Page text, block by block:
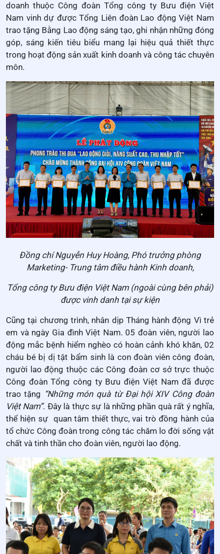
doanh thuộc Công đoàn Tổng công ty Bưu điện Việt
Nam vinh dự được Tổng Liên đoàn Lao động Việt Nam
trao tặng Bằng Lao động sáng tạo, ghi nhận những đóng
góp, sáng kiến tiêu biểu mang lại hiệu quả thiết thực
trong hoạt động sản xuất kinh doanh và công tác chuyên
môn.
Đồng chí Nguyễn Huy Hoàng, Phó trưởng phòng
Marketing- Trung tâm điều hành Kinh doanh,
Tổng công ty Bưu điện Việt Nam (ngoài cùng bên phải)
được vinh danh tại sự kiện
Cũng tại chương trình, nhân dịp Tháng hành động Vì trẻ
em và ngày Gia đình Việt Nam. 05 đoàn viên, người lao
động mắc bệnh hiểm nghèo có hoàn cảnh khó khăn, 02
cháu bé bị dị tật bẩm sinh là con đoàn viên công đoàn,
người lao động thuộc các Công đoàn cơ sở trực thuộc
Công đoàn Tổng công ty Bưu điện Việt Nam đã được
trao tặng “Những món quà từ Đại hội XIV Công đoàn
Việt Nam”. Đây là thực sự là những phần quà rất ý nghĩa,
thể hiện sự quan tâm thiết thực, vai trò đồng hành của
tổ chức Công đoàn trong công tác chăm lo đời sống vật
chất và tinh thần cho đoàn viên, người lao động.